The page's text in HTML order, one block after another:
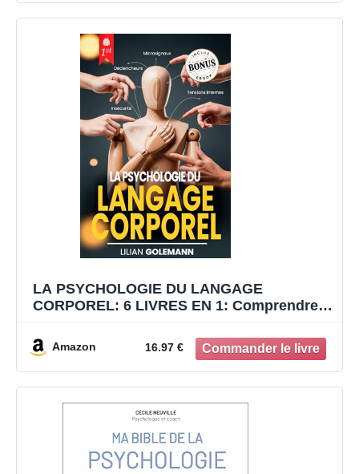
LA PSYCHOLOGIE DU LANGAGE
CORPOREL: 6 LIVRES EN 1: Comprendre le
Protéger de la Psychologie Obscure et de
Manipulation, Améliorer sa Communication
+eBook PDF
Amazon 16.97 €